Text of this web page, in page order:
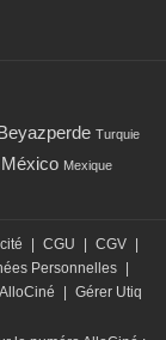
Turquie
Mexique
| CGU | CGV |
Personnelles |
| Gérer Utiq